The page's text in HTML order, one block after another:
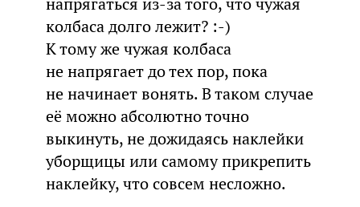
колбаса долго лежит? :-)
К тому же чужая колбаса
не напрягает до тех пор, пока
не начинает вонять. В таком случае
её можно абсолютно точно
выкинуть, не дожидаясь наклейки
уборщицы или самому прикрепить
наклейку, что совсем несложно.